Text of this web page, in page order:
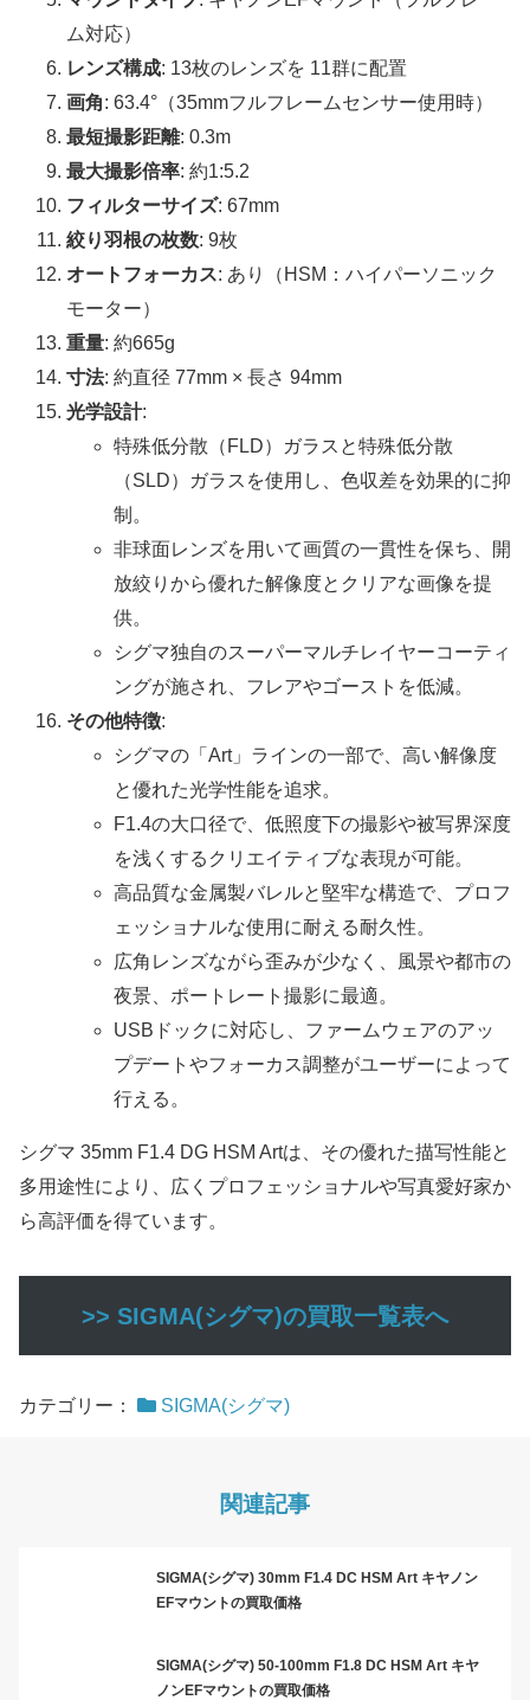
ム対応）
レンズ構成: 13枚のレンズを 11群に配置
画角: 63.4°（35mmフルフレームセンサー使用時）
最短撮影距離: 0.3m
最大撮影倍率: 約1:5.2
フィルターサイズ: 67mm
絞り羽根の枚数: 9枚
オートフォーカス: あり（HSM：ハイパーソニック
モーター）
重量: 約665g
寸法: 約直径 77mm × 長さ 94mm
光学設計:
特殊低分散（FLD）ガラスと特殊低分散
（SLD）ガラスを使用し、色収差を効果的に抑
制。
非球面レンズを用いて画質の一貫性を保ち、開
放絞りから優れた解像度とクリアな画像を提
供。
シグマ独自のスーパーマルチレイヤーコーティ
ングが施され、フレアやゴーストを低減。
その他特徴:
シグマの「Art」ラインの一部で、高い解像度
と優れた光学性能を追求。
F1.4の大口径で、低照度下の撮影や被写界深度
を浅くするクリエイティブな表現が可能。
高品質な金属製バレルと堅牢な構造で、プロフ
ェッショナルな使用に耐える耐久性。
広角レンズながら歪みが少なく、風景や都市の
夜景、ポートレート撮影に最適。
USBドックに対応し、ファームウェアのアッ
プデートやフォーカス調整がユーザーによって
行える。
シグマ 35mm F1.4 DG HSM Artは、その優れた描写性能と
多用途性により、広くプロフェッショナルや写真愛好家か
ら高評価を得ています。
>> SIGMA(シグマ)の買取一覧表へ
カテゴリー： SIGMA(シグマ)
関連記事
SIGMA(シグマ) 30mm F1.4 DC HSM Art キヤノン
EFマウントの買取価格
SIGMA(シグマ) 50-100mm F1.8 DC HSM Art キヤ
ノンEFマウントの買取価格